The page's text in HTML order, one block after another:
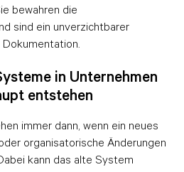
bewahren die
sind ein unverzichtbarer
in Unternehmen
entstehen
immer dann, wenn ein neues
organisatorische Änderungen
kann das alte System